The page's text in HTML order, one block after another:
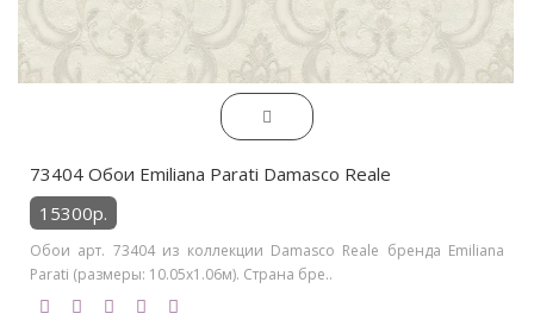
73404 Обои Emiliana Parati Damasco Reale
15300р.
Обои арт. 73404 из коллекции Damasco Reale бренда Emiliana
Parati (размеры: 10.05х1.06м). Страна бре..